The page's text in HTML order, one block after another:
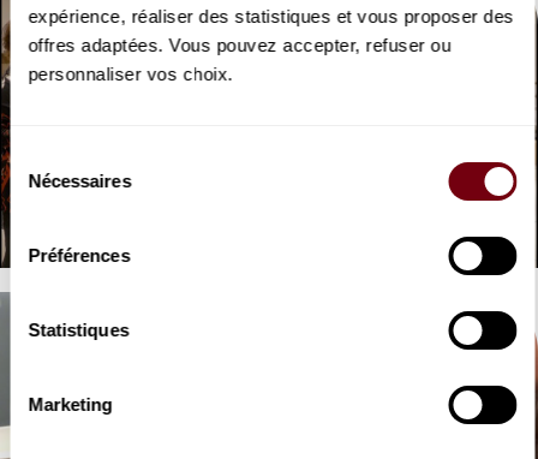
expérience, réaliser des statistiques et vous proposer des
offres adaptées. Vous pouvez accepter, refuser ou
personnaliser vos choix.
Sélection
du
consentement
Nécessaires
Préférences
Statistiques
Marketing
Les Noces de Figaro